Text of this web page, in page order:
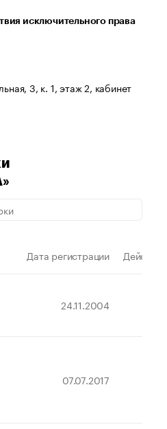
исключительного права
3, к. 1, этаж 2, кабинет
Дата регистрации
24.11.2004
07.07.2017